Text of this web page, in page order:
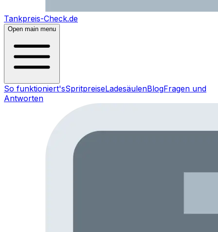
Tankpreis-Check.de
Open main menu
So funktioniert'sSpritpreiseLadesäulenBlogFragen und
Antworten